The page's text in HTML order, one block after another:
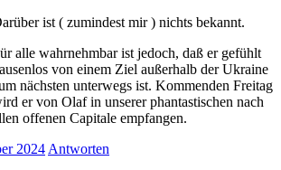
ist ( zumindest mir ) nichts bekannt.
alle wahrnehmbar ist jedoch, daß er gefühlt
von einem Ziel außerhalb der Ukraine
nächsten unterwegs ist. Kommenden Freitag
er von Olaf in unserer phantastischen nach
offenen Capitale empfangen.
2024 Antworten